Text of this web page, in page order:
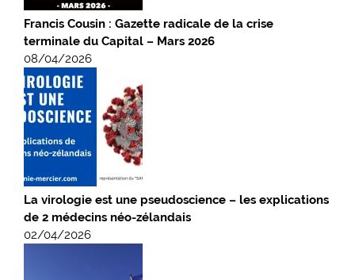
Francis Cousin : Gazette radicale de la crise
terminale du Capital – Mars 2026
08/04/2026
La virologie est une pseudoscience – les explications
de 2 médecins néo-zélandais
02/04/2026